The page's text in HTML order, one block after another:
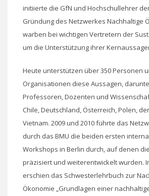
initiierte die GfN und Hochschullehrer
Gründung des Netzwerkes Nachhaltige
warben bei wichtigen Vertretern der
um die Unterstützung ihrer
Heute unterstützen über 350 Personen
Organisationen diese Aussagen,
Professoren, Dozenten und
Chile, Deutschland, Österreich, Polen,
Vietnam. 2009 und 2010 führte das
durch das BMU die beiden ersten
Workshops in Berlin durch, auf denen
präzisiert und weiterentwickelt wurden.
erschien das Schwesterlehrbuch zur
Ökonomie „Grundlagen einer